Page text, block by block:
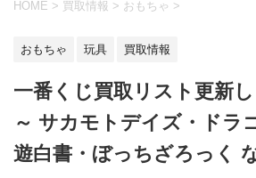
HOME > 買取情報 > おもちゃ >
おもちゃ 玩具 買取情報
一番くじ買取リスト更新
～ サカモトデイズ・ドラ
遊白書・ぼっちざろっく